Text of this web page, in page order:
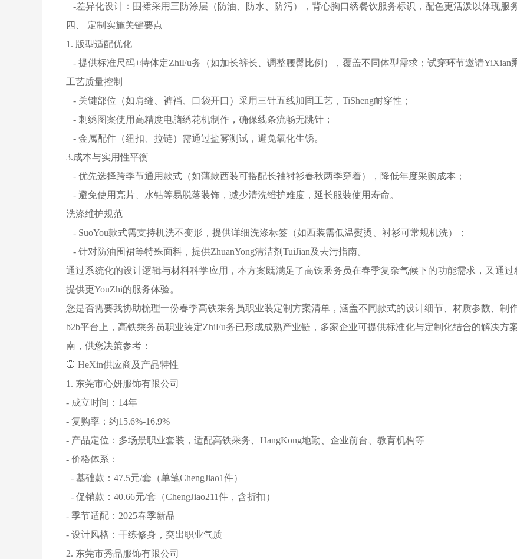
-差异化设计：围裙采用三防涂层（防油、防水、防污），背心胸口绣餐饮服务标识，配色更活泼以体现服务
四、 定制实施关键要点
1. 版型适配优化
- 提供标准尺码+特体定ZhiFu务（如加长裤长、调整腰臀比例），覆盖不同体型需求；试穿环节邀请YiXian
工艺质量控制
- 关键部位（如肩缝、裤裆、口袋开口）采用三针五线加固工艺，TiSheng耐穿性；
- 刺绣图案使用高精度电脑绣花机制作，确保线条流畅无跳针；
- 金属配件（纽扣、拉链）需通过盐雾测试，避免氧化生锈。
3.成本与实用性平衡
- 优先选择跨季节通用款式（如薄款西装可搭配长袖衬衫春秋两季穿着），降低年度采购成本；
- 避免使用亮片、水钻等易脱落装饰，减少清洗维护难度，延长服装使用寿命。
洗涤维护规范
- SuoYou款式需支持机洗不变形，提供详细洗涤标签（如西装需低温熨烫、衬衫可常规机洗）；
- 针对防油围裙等特殊面料，提供ZhuanYong清洁剂TuiJian及去污指南。
通过系统化的设计逻辑与材料科学应用，本方案既满足了高铁乘务员在春季复杂气候下的功能需求，又通
提供更YouZhi的服务体验。
您是否需要我协助梳理一份春季高铁乘务员职业装定制方案清单，涵盖不同款式的设计细节、材质参数、制
b2b平台上，高铁乘务员职业装定ZhiFu务已形成成熟产业链，多家企业可提供标准化与定制化结合的解决方
南，供您决策参考：
🧥 HeXin供应商及产品特性
1. 东莞市心妍服饰有限公司
- 成立时间：14年
- 复购率：约15.6%-16.9%
- 产品定位：多场景职业套装，适配高铁乘务、HangKong地勤、企业前台、教育机构等
- 价格体系：
- 基础款：47.5元/套（单笔ChengJiao1件）
- 促销款：40.66元/套（ChengJiao211件，含折扣）
- 季节适配：2025春季新品
- 设计风格：干练修身，突出职业气质
2. 东莞市秀品服饰有限公司